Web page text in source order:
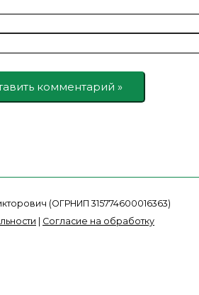
(ОГРНИП 315774600016363)
Согласие на обработку